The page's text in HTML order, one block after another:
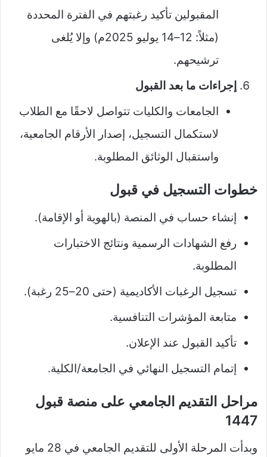
المقبولين تأكيد رغبتهم في الفترة المحددة
(مثلاً: 12–14 يوليو 2025م) وإلا يُلغى
ترشيحهم.
إجراءات ما بعد القبول
الجامعات والكليات تتواصل لاحقًا مع الطلاب
لاستكمال التسجيل، إصدار الأرقام الجامعية،
واستقبال الوثائق المطلوبة.
خطوات التسجيل في قبول
إنشاء حساب في المنصة (بالهوية أو الإقامة).
رفع الشهادات الرسمية ونتائج الاختبارات
المطلوبة.
تسجيل الرغبات الأكاديمية (حتى 20–25 رغبة).
متابعة المؤشرات التنافسية.
تأكيد القبول عند الإعلان.
إتمام التسجيل النهائي في الجامعة/الكلية.
مراحل التقديم الجامعي على منصة قبول
1447
وبدأت المرحلة الأولى للتقديم الجامعي في 28 مايو